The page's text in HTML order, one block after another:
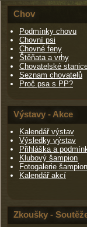
Chov
Podmínky chovu
Chovní psi
Chovné feny
Štěňata a vrhy
Chovatelské
Seznam chovatelů
Proč psa s PP?
Výstavy - Akce
Kalendář výstav
Výsledky výstav
Přihláška a
Klubový šampion
Fotogalerie
Kalendář akcí
Zkoušky -